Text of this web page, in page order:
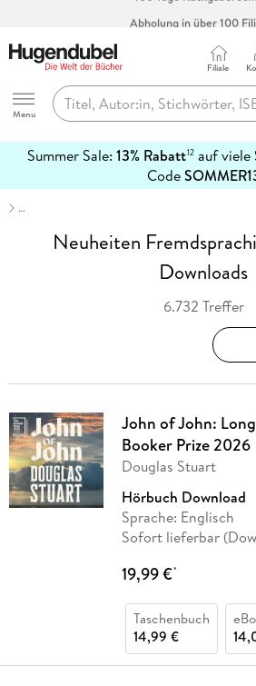
Hugendubel
Menu
Filiale
Summer Sale: 13% Rabatt12auf viele
Code
erfahren
…
Neuheiten
Downloads
6.732 Treffer
John of John:
Booker Prize 2026
Douglas Stuart
Hörbuch Download
Sprache: Englisch
Sofort lieferbar
19,99 €*
Taschenbuch
14,99 €